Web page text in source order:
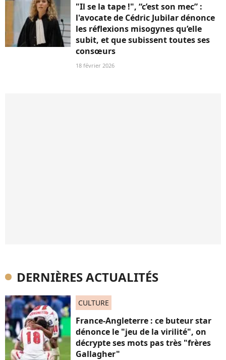
"Il se la tape !", “c’est son mec” :
l'avocate de Cédric Jubilar dénonce
les réflexions misogynes qu’elle
subit, et que subissent toutes ses
consœurs
18 février 2026
DERNIÈRES ACTUALITÉS
CULTURE
France-Angleterre : ce buteur star
dénonce le "jeu de la virilité", on
décrypte ses mots pas très "frères
Gallagher"